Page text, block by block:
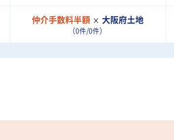
仲介手数料半額 大阪府土地
（0件/0件）